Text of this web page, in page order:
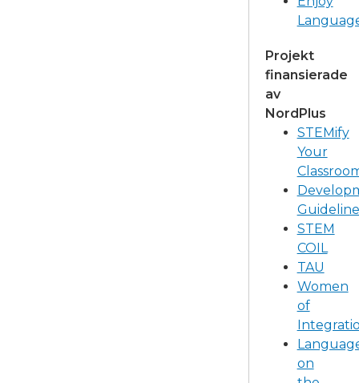
Projekt
finansierade
av
NordPlus
STEMify
Your
STEM
COIL
TAU
Women
of
on